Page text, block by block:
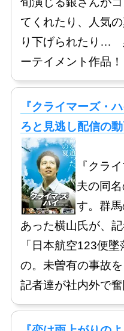
てくれたり、人気
り下げられたり…
ーテイメント作品！
『クライマーズ・
ろと見逃し配信の
『クラ
夫の同
す。群
あった横山氏が、
「日本航空123便
の。未曽有の事故
記者達が社内外で